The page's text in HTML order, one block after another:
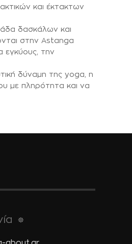
και έκτακτων
δασκάλων και
στην Αstanga
εγκύους, την
δύναμη της yoga, η
με πληρότητα και να